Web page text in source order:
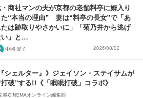
・商社マンの夫が京都の老舗料亭に婿入り
た“本当の理由” 妻は“料亭の長女”で「あ
たは跡取りやさかいに」「菊乃井から逃げ
い」と…
中岡 愛子 2026/08/02
シェルター』》ジェイソン・ステイサムが
破”する!!《「眠眠打破」コラボ》
春CINEMAオンライン編集部